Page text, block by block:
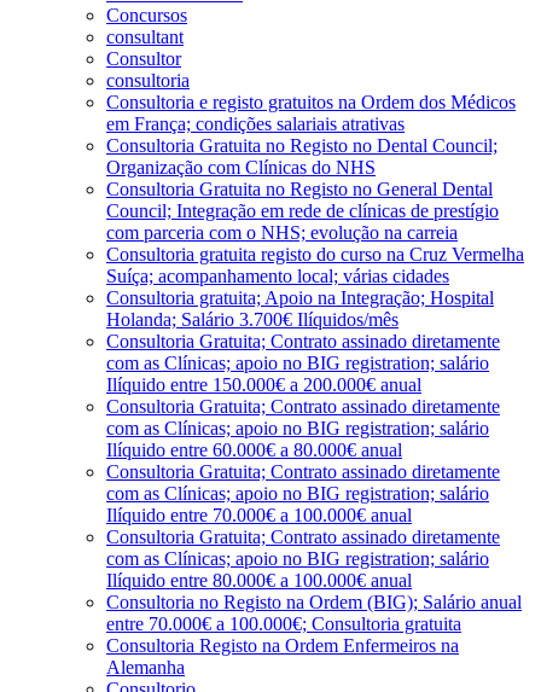
Concursos
consultant
Consultor
consultoria
Consultoria e registo gratuitos na Ordem dos Médicos
em França; condições salariais atrativas
Consultoria Gratuita no Registo no Dental Council;
Organização com Clínicas do NHS
Consultoria Gratuita no Registo no General Dental
Council; Integração em rede de clínicas de prestígio
com parceria com o NHS; evolução na carreia
Consultoria gratuita registo do curso na Cruz Vermelha
Suíça; acompanhamento local; várias cidades
Consultoria gratuita; Apoio na Integração; Hospital
Holanda; Salário 3.700€ Ilíquidos/mês
Consultoria Gratuita; Contrato assinado diretamente
com as Clínicas; apoio no BIG registration; salário
Ilíquido entre 150.000€ a 200.000€ anual
Consultoria Gratuita; Contrato assinado diretamente
com as Clínicas; apoio no BIG registration; salário
Ilíquido entre 60.000€ a 80.000€ anual
Consultoria Gratuita; Contrato assinado diretamente
com as Clínicas; apoio no BIG registration; salário
Ilíquido entre 70.000€ a 100.000€ anual
Consultoria Gratuita; Contrato assinado diretamente
com as Clínicas; apoio no BIG registration; salário
Ilíquido entre 80.000€ a 100.000€ anual
Consultoria no Registo na Ordem (BIG); Salário anual
entre 70.000€ a 100.000€; Consultoria gratuita
Consultoria Registo na Ordem Enfermeiros na
Alemanha